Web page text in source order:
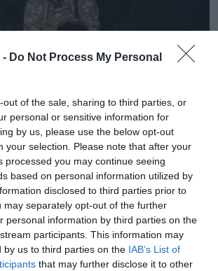
- Do Not Process My Personal
out of the sale, sharing to third parties, or
personal or sensitive information for
by us, please use the below opt-out
your selection. Please note that after your
processed you may continue seeing
based on personal information utilized by
disclosed to third parties prior to
may separately opt-out of the further
personal information by third parties on the
participants. This information may
by us to third parties on the IAB’s List of
that may further disclose it to other
ρωσικού FPV με το
«Baba Yaga» των
βίντεο
μια φορά αποδείχθηκε ο χειριστής
επανδρωμένου αεροσκάφους